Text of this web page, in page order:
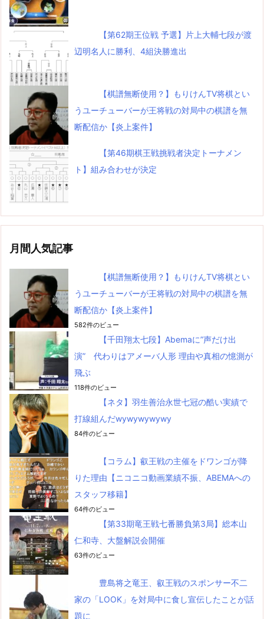
【第62期王位戦 予選】片上大輔七段が渡
辺明名人に勝利、4組決勝進出
【棋譜無断使用？】もりけんTV将棋とい
うユーチューバーが王将戦の対局中の棋譜を無
断配信か【炎上案件】
【第46期棋王戦挑戦者決定トーナメン
ト】組み合わせが決定
月間人気記事
【棋譜無断使用？】もりけんTV将棋とい
うユーチューバーが王将戦の対局中の棋譜を無
断配信か【炎上案件】
582件のビュー
【千田翔太七段】Abemaに”声だけ出
演” 代わりはアメーバ人形 理由や真相の憶測が
飛ぶ
118件のビュー
【ネタ】羽生善治永世七冠の酷い実績で
打線組んだwywywywywy
84件のビュー
【コラム】叡王戦の主催をドワンゴが降
りた理由【ニコニコ動画業績不振、ABEMAへの
スタッフ移籍】
64件のビュー
【第33期竜王戦七番勝負第3局】総本山
仁和寺、大盤解説会開催
63件のビュー
豊島将之竜王、叡王戦のスポンサー不二
家の「LOOK」を対局中に食し宣伝したことが話
題に